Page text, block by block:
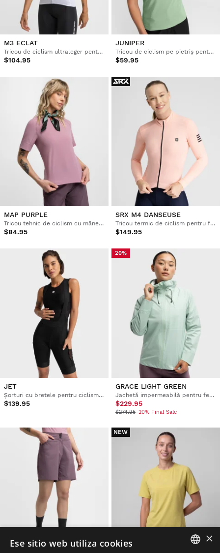
M3 ECLAT
Tricou de ciclism ultraleger pentru femei
$104.95
JUNIPER
Tricou de ciclism pe pietriș pentru femei
$59.95
MAP PURPLE
Tricou tehnic de ciclism cu mânecă scurtă pentru femei
$84.95
SRX M4 DANSEUSE
Tricou termic de ciclism pentru femei
$149.95
JET
Șorturi cu bretele pentru ciclism gravel pentru femei
$139.95
20%
GRACE LIGHT GREEN
Jachetă impermeabilă pentru femei, destinată excursiilor cu bicicleta
$229.95
$274.95-20% Final Sale
NEW
×
Ese sitio web utiliza cookies